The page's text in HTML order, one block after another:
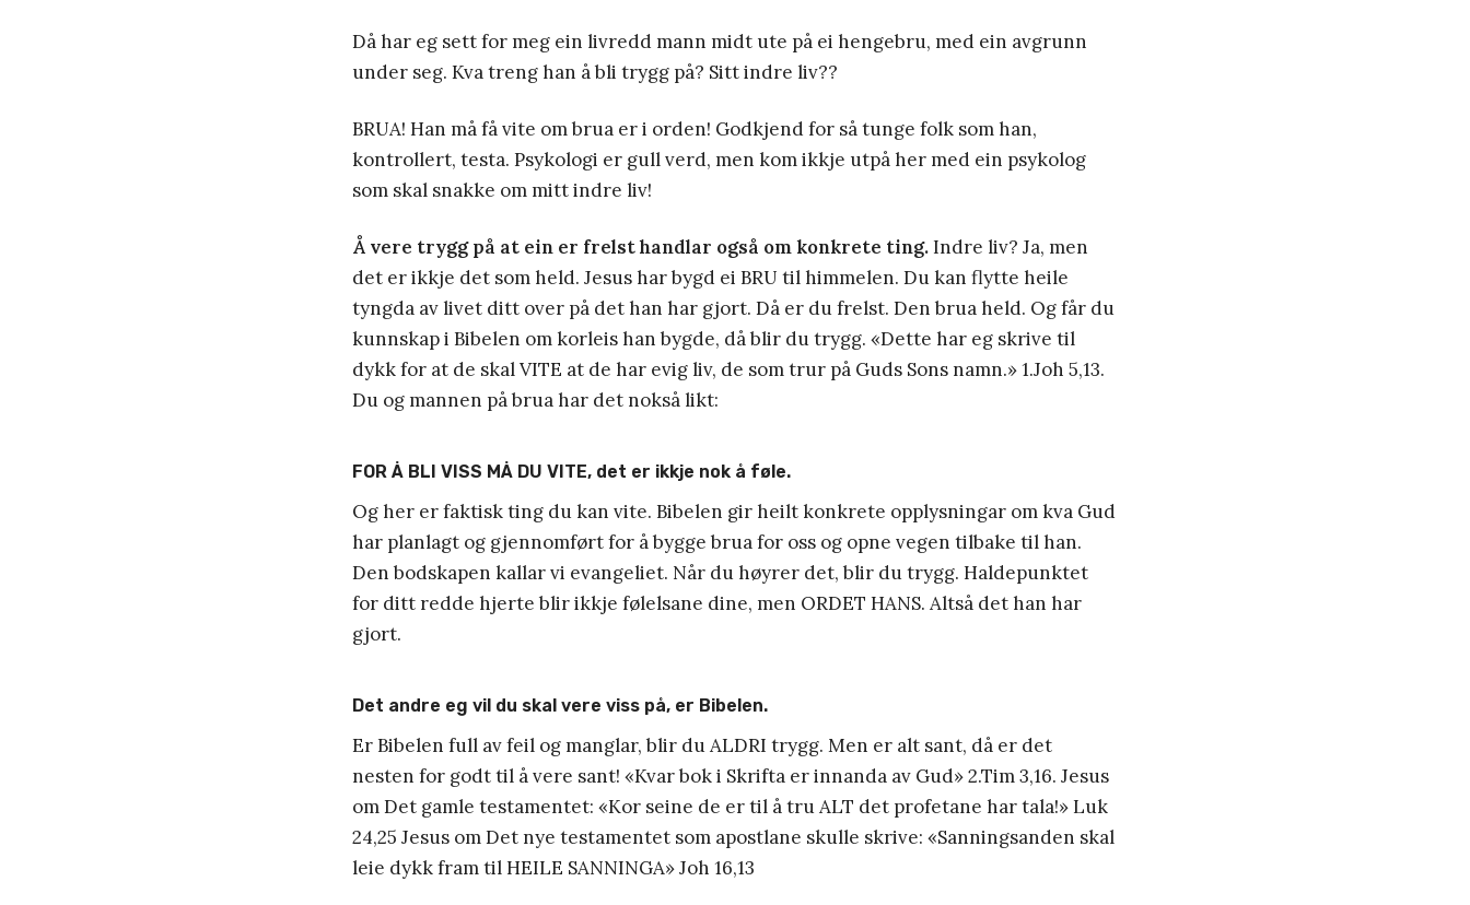
Då har eg sett for meg ein livredd mann midt ute på ei hengebru, med ein avgrunn
under seg. Kva treng han å bli trygg på? Sitt indre liv??
BRUA! Han må få vite om brua er i orden! Godkjend for så tunge folk som han,
kontrollert, testa. Psykologi er gull verd, men kom ikkje utpå her med ein psykolog
som skal snakke om mitt indre liv!
Å vere trygg på at ein er frelst handlar også om konkrete ting.Indre liv? Ja, men
det er ikkje det som held. Jesus har bygd ei BRU til himmelen. Du kan flytte heile
tyngda av livet ditt over på det han har gjort. Då er du frelst. Den brua held. Og får du
kunnskap i Bibelen om korleis han bygde, då blir du trygg. «Dette har eg skrive til
dykk for at de skal VITE at de har evig liv, de som trur på Guds Sons namn.» 1.Joh 5,13.
Du og mannen på brua har det nokså likt:
FOR Å BLI VISS MÅ DU VITE, det er ikkje nok å føle.
Og her er faktisk ting du kan vite. Bibelen gir heilt konkrete opplysningar om kva Gud
har planlagt og gjennomført for å bygge brua for oss og opne vegen tilbake til han.
Den bodskapen kallar vi evangeliet. Når du høyrer det, blir du trygg. Haldepunktet
for ditt redde hjerte blir ikkje følelsane dine, men ORDET HANS. Altså det han har
gjort.
Det andre eg vil du skal vere viss på, er Bibelen.
Er Bibelen full av feil og manglar, blir du ALDRI trygg. Men er alt sant, då er det
nesten for godt til å vere sant! «Kvar bok i Skrifta er innanda av Gud» 2.Tim 3,16. Jesus
om Det gamle testamentet: «Kor seine de er til å tru ALT det profetane har tala!» Luk
24,25 Jesus om Det nye testamentet som apostlane skulle skrive: «Sanningsanden skal
leie dykk fram til HEILE SANNINGA» Joh 16,13